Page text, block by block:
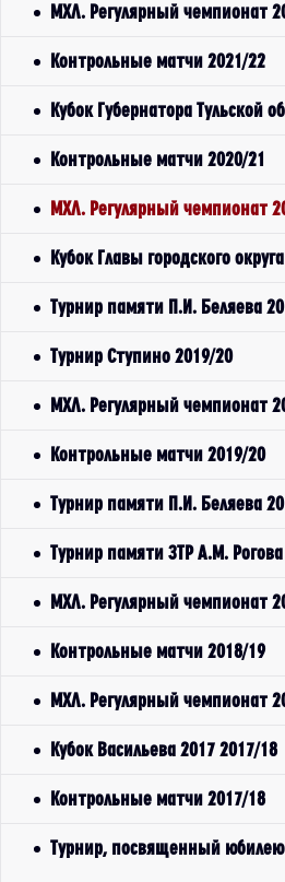
МХЛ. Регулярный чемпионат
Контрольные матчи 2021/22
Кубок Губернатора Тульской
Контрольные матчи 2020/21
МХЛ. Регулярный чемпионат
Кубок Главы городского
Турнир памяти П.И. Беляева
Турнир Ступино 2019/20
МХЛ. Регулярный чемпионат
Контрольные матчи 2019/20
Турнир памяти П.И. Беляева
Турнир памяти ЗТР А.М.
МХЛ. Регулярный чемпионат
Контрольные матчи 2018/19
МХЛ. Регулярный чемпионат
Кубок Васильева 2017 2017/18
Контрольные матчи 2017/18
Турнир, посвященный